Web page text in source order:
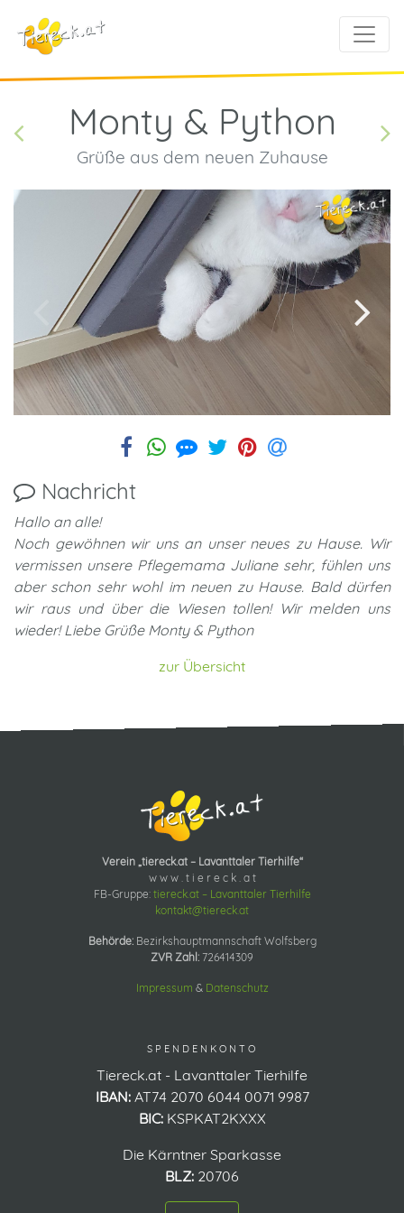
Monty & Python
Grüße aus dem neuen Zuhause
Nachricht
Hallo an alle!
Noch gewöhnen wir uns an unser neues zu Hause. Wir
vermissen unsere Pflegemama Juliane sehr, fühlen uns
aber schon sehr wohl im neuen zu Hause. Bald dürfen
wir raus und über die Wiesen tollen! Wir melden uns
wieder! Liebe Grüße Monty & Python
zur Übersicht
Verein „tiereck.at – Lavanttaler Tierhilfe“
w w w . t i e r e c k . a t
FB-Gruppe: tiereck.at – Lavanttaler Tierhilfe
kontakt@tiereck.at
Behörde:Bezirkshauptmannschaft Wolfsberg
ZVR Zahl: 726414309
Impressum & Datenschutz
SPENDENKONTO
Tiereck.at - Lavanttaler Tierhilfe
IBAN:AT74 2070 6044 0071 9987
BIC:KSPKAT2KXXX
Die Kärntner Sparkasse
BLZ: 20706